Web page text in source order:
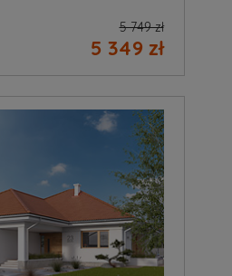
5 749 zł
5 349 zł